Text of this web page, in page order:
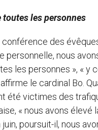
toutes les personnes
conférence des
personnelle, nous
les personnes », « y
le cardinal Bo.
été victimes des
« nous avons élevé
juin, poursuit-il, nous